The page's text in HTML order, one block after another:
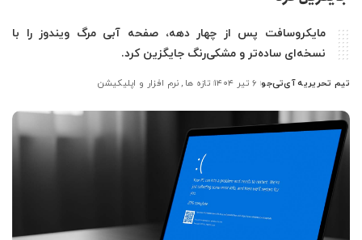
مایکروسافت پس از چهار دهه، صفحه آبی مرگ ویندوز را با
نسخه‌ای ساده‌تر و مشکی‌رنگ جایگزین کرد.
ارسال
توسط
تیم تحریریه آی‌تی‌جو ۶ تیر ۱۴۰۴ تازه ها نرم افزار و اپلیکیشن